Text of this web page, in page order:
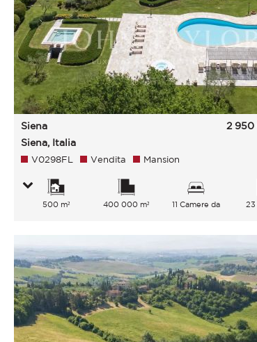
Siena
Siena, Italia
2
V0298FL Vendita Mansion
500 m² 400 000 m²
11 Camere da
23